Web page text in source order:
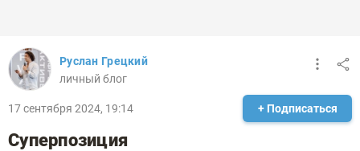
Руслан Грецкий
личный блог
17 сентября 2024, 19:14 + Подписаться
Суперпозиция